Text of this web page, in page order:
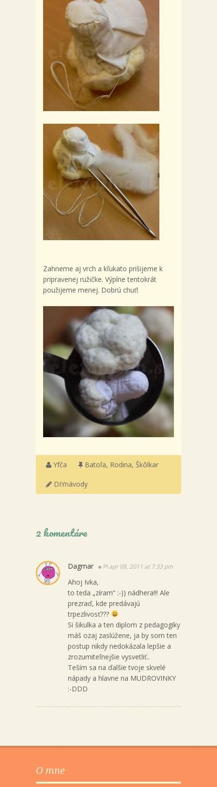
Zahneme aj vrch a kľukato prišijeme k
pripravenej ružičke. Výplne tentokrát
použijeme menej. Dobrú chuť!
Yfča Batoľa, Rodina, Škôlkar
DIYnávody
2 komentáre
Dagmar Pi apr 08, 2011 at 7:33 pm
Ahoj Ivka,
to teda „zíram“ :-)) nádhera!!! Ale
prezraď, kde predávajú
trpezlivosť???
Si šikulka a ten diplom z pedagogiky
máš ozaj zaslúžene, ja by som ten
postup nikdy nedokázala lepšie a
zrozumiteľnejšie vysvetliť..
Teším sa na ďalšie tvoje skvelé
nápady a hlavne na MUDROVINKY
:-DDD
O mne